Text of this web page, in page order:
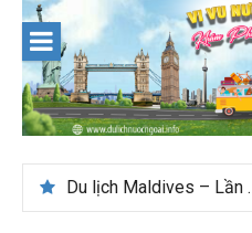
content
Nên du lịch ở